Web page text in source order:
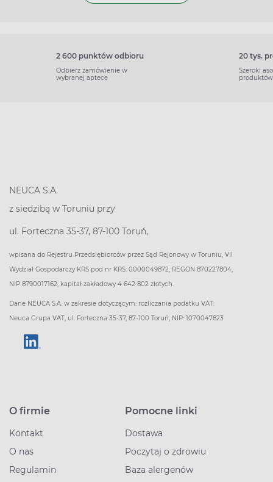
2 600 punktów odbioru
Odbierz zamówienie w
wybranej aptece
20 tys.
Szeroki
produktów
NEUCA S.A.
z siedzibą w Toruniu przy
ul. Forteczna 35-37, 87-100 Toruń,
wpisana do Rejestru Przedsiębiorców przez Sąd Rejonowy w Toruniu, VII
Wydział Gospodarczy KRS pod nr KRS: 0000049872, REGON 870227804,
NIP 8790017162, kapitał zakładowy 4 642 802 złotych.
Dane NEUCA S.A. w zakresie dotyczącym: rozliczania podatku VAT:
Neuca Grupa VAT, ul. Forteczna 35-37, 87-100 Toruń, NIP: 1070047823
O firmie
Kontakt
O nas
Regulamin
Pomocne linki
Dostawa
Poczytaj o zdrowiu
Baza alergenów